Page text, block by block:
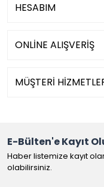
HESABIM
ONLİNE ALIŞVERİŞ
MÜŞTERİ
E-Bülten'e Kayıt
Haber listemize kayıt
olabilirsiniz.